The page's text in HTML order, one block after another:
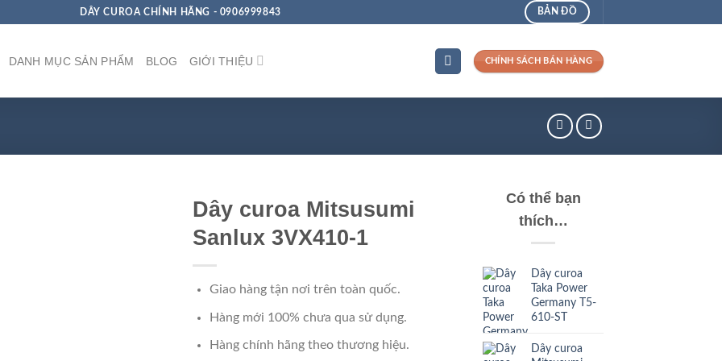
DÂY CUROA CHÍNH HÃNG - 0906999843 BẢN ĐỒ
DANH MỤC SẢN PHẨM BLOG GIỚI THIỆU CHÍNH SÁCH BÁN HÀNG
Dây curoa Mitsusumi
Sanlux 3VX410-1
Giao hàng tận nơi trên toàn quốc.
Hàng mới 100% chưa qua sử dụng.
Hàng chính hãng theo thương hiệu.
Có thể bạn
thích…
Dây curoa
Taka Power
Germany T5-
610-ST
Dây curoa